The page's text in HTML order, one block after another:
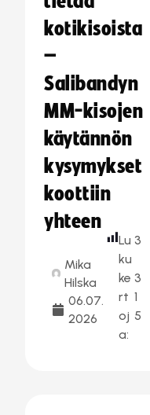
kotikisoista
–
Salibandyn
MM-kisojen
käytännön
kysymykset
koottiin
yhteen
Mika
Hilska
06.07.
2026
Lu
ku
ke
rt
oj
a:
3
3
1
5